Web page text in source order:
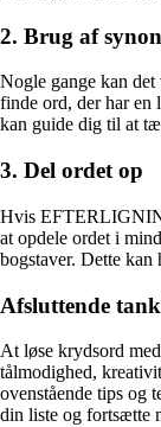
2. Brug af
Nogle gange kan
finde ord, der har
kan guide dig til at
3. Del ordet op
Hvis
at opdele ordet i
bogstaver. Dette
Afsluttende
At løse krydsord
tålmodighed,
ovenstående tips og
din liste og fortsætte